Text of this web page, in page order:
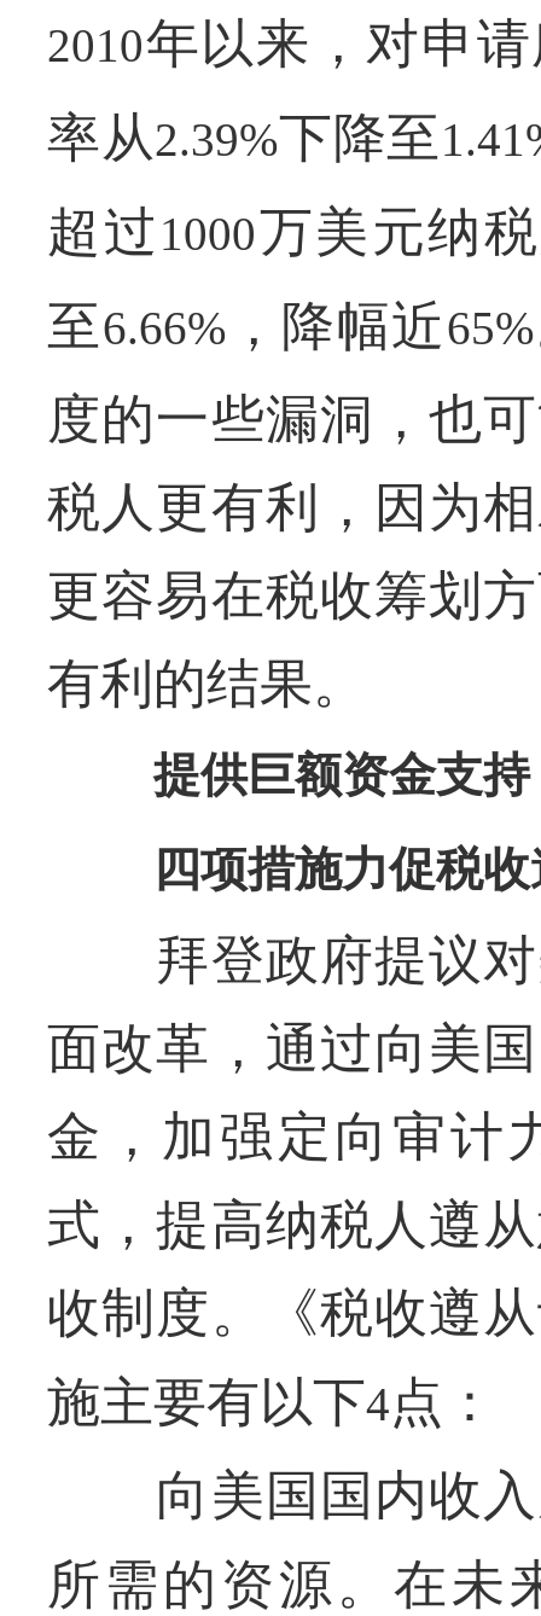
2010年以来，对申
率从2.39%下降至
超过1000万美元纳
至6.66%，降幅近65%
度的一些漏洞，也
税人更有利，因为
更容易在税收筹划
有利的结果。
提供巨额资金支持
四项措施力促税
拜登政府提议对
面改革，通过向美
金，加强定向审计
式，提高纳税人遵
收制度。《税收遵
施主要有以下4点：
向美国国内收入
所需的资源。在未